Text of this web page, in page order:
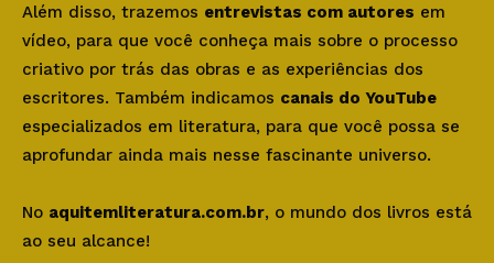
Além disso, trazemos entrevistas com autores em
vídeo, para que você conheça mais sobre o processo
criativo por trás das obras e as experiências dos
escritores. Também indicamos canais do YouTube
especializados em literatura, para que você possa se
aprofundar ainda mais nesse fascinante universo.
No aquitemliteratura.com.br, o mundo dos livros está
ao seu alcance!